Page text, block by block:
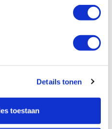
Details tonen
toestaan